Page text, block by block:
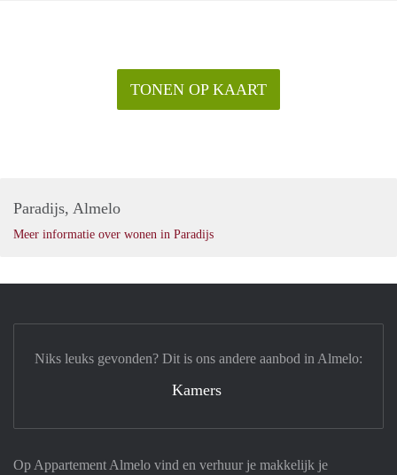
TONEN OP KAART
Paradijs, Almelo
Meer informatie over wonen in Paradijs
Op Appartement Almelo vind en verhuur je makkelijk je
Niks leuks gevonden? Dit is ons andere aanbod in Almelo:
Kamers